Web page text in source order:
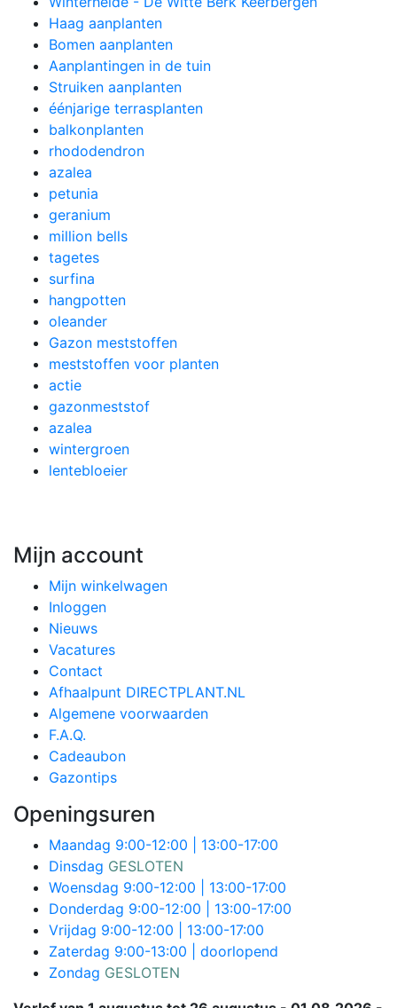
Haag aanplanten
Bomen aanplanten
Aanplantingen in de tuin
Struiken aanplanten
éénjarige terrasplanten
balkonplanten
rhododendron
azalea
petunia
geranium
million bells
tagetes
surfina
hangpotten
oleander
Gazon meststoffen
meststoffen voor planten
actie
gazonmeststof
azalea
wintergroen
lentebloeier
Mijn account
Mijn winkelwagen
Inloggen
Nieuws
Vacatures
Contact
Afhaalpunt DIRECTPLANT.NL
Algemene voorwaarden
F.A.Q.
Cadeaubon
Gazontips
Openingsuren
Maandag 9:00-12:00 | 13:00-17:00
Dinsdag GESLOTEN
Woensdag 9:00-12:00 | 13:00-17:00
Donderdag 9:00-12:00 | 13:00-17:00
Vrijdag 9:00-12:00 | 13:00-17:00
Zaterdag 9:00-13:00 | doorlopend
Zondag GESLOTEN